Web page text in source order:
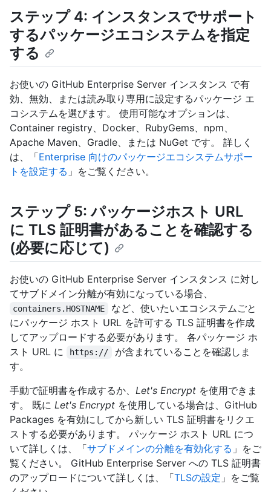
ステップ 4: インスタンスでサポート
するパッケージエコシステムを指定
する
お使いの GitHub Enterprise Server インスタンス で有
効、無効、または読み取り専用に設定するパッケージ エ
コシステムを選びます。 使用可能なオプションは、
Container registry、Docker、RubyGems、npm、
Apache Maven、Gradle、または NuGet です。 詳しく
は、「Enterprise 向けのパッケージエコシステムサポー
トを設定する 」をご覧ください。
ステップ 5: パッケージホスト URL
に TLS 証明書があることを確認する
(必要に応じて)
お使いの GitHub Enterprise Server インスタンス に対し
てサブドメイン分離が有効になっている場合、
containers.HOSTNAME
など、使いたいエコシステムごと
にパッケージ ホスト URL を許可する TLS 証明書を作成
してアップロードする必要があります。 各パッケージ ホ
スト URL に
https://
が含まれていることを確認しま
す。
手動で証明書を作成するか、 Let's Encrypt を使用できま
す。 既に Let's Encrypt を使用している場合は、GitHub
Packages を有効にしてから新しい TLS 証明書をリクエ
ストする必要があります。 パッケージ ホスト URL につ
いて詳しくは、「サブドメインの分離を有効化する 」をご
覧ください。 GitHub Enterprise Server への TLS 証明書
のアップロードについて詳しくは、「TLSの設定 」をご覧